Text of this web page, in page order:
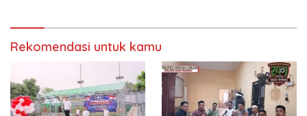
Rekomendasi untuk kamu